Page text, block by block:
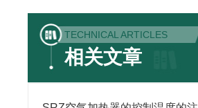
TECHNICAL ARTICLES
相关文章